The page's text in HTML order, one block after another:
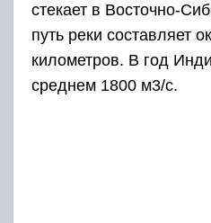
стекает в Восточно-
путь реки составляет
километров. В год
среднем 1800 м3/с.